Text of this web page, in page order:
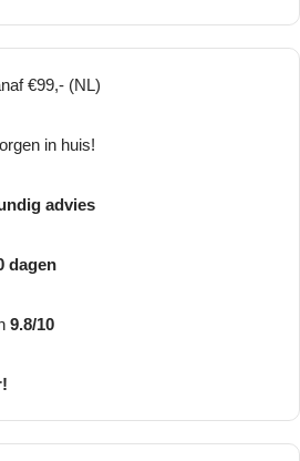
€99,- (NL)
in huis!
advies
dagen
9.8/10